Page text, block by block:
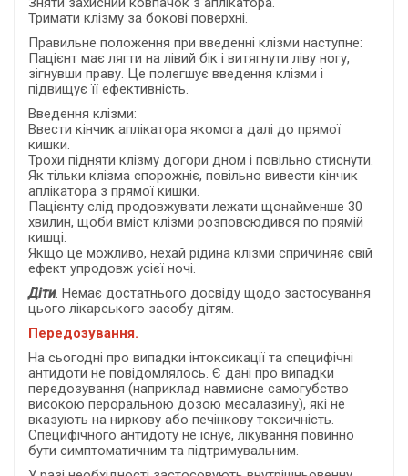
Тримати клізму за бокові поверхні.
Правильне положення при введенні клізми наступне:
Пацієнт має лягти на лівий бік і витягнути ліву ногу,
зігнувши праву. Це полегшує введення клізми і
підвищує її ефективність.
Введення клізми:
Ввести кінчик аплікатора якомога далі до прямої
кишки.
Трохи підняти клізму догори дном і повільно стиснути.
Як тільки клізма спорожніє, повільно вивести кінчик
аплікатора з прямої кишки.
Пацієнту слід продовжувати лежати щонайменше 30
хвилин, щоби вміст клізми розповсюдився по прямій
кишці.
Якщо це можливо, нехай рідина клізми спричиняє свій
ефект упродовж усієї ночі.
Діти. Немає достатнього досвіду щодо застосування
цього лікарського засобу дітям.
Передозування.
На сьогодні про випадки інтоксикації та специфічні
антидоти не повідомлялось. Є дані про випадки
передозування (наприклад навмисне самогубство
високою пероральною дозою месалазину), які не
вказують на ниркову або печінкову токсичність.
Специфічного антидоту не існує, лікування повинно
бути симптоматичним та підтримувальним.